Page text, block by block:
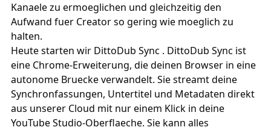
Kanaele zu ermoeglichen und gleichzeitig den
Aufwand fuer Creator so gering wie moeglich zu
halten.
Heute starten wir DittoDub Sync . DittoDub Sync ist
eine Chrome-Erweiterung, die deinen Browser in eine
autonome Bruecke verwandelt. Sie streamt deine
Synchronfassungen, Untertitel und Metadaten direkt
aus unserer Cloud mit nur einem Klick in deine
YouTube Studio-Oberflaeche. Sie kann alles